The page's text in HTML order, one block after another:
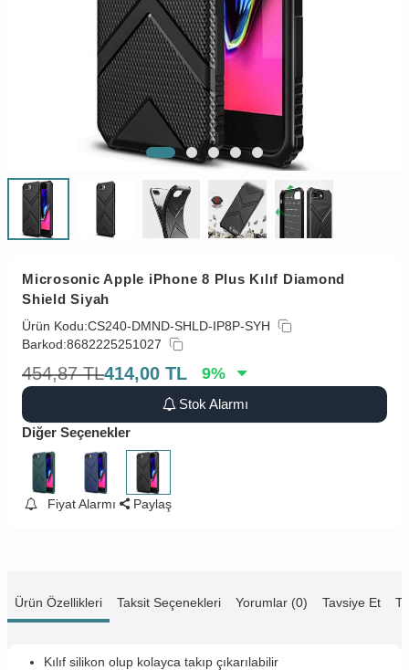
Microsonic Apple iPhone 8 Plus Kılıf Diamond
Shield Siyah
Ürün Kodu:CS240-DMND-SHLD-IP8P-SYH
Barkod:8682225251027
454,87 TL414,00 TL 9%
Stok Alarmı
Diğer Seçenekler
Fiyat Alarmı Paylaş
Ürün Özellikleri Taksit Seçenekleri Yorumlar (0) Tavsiye Et
Kılıf silikon olup kolayca takıp çıkarılabilir